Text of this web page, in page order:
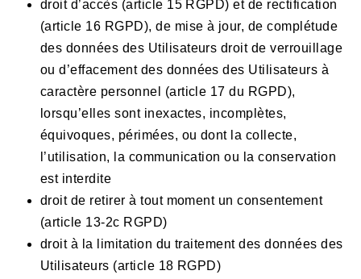
droit d’accès (article 15 RGPD) et de rectification
(article 16 RGPD), de mise à jour, de complétude
des données des Utilisateurs droit de verrouillage
ou d’effacement des données des Utilisateurs à
caractère personnel (article 17 du RGPD),
lorsqu’elles sont inexactes, incomplètes,
équivoques, périmées, ou dont la collecte,
l’utilisation, la communication ou la conservation
est interdite
droit de retirer à tout moment un consentement
(article 13-2c RGPD)
droit à la limitation du traitement des données des
Utilisateurs (article 18 RGPD)